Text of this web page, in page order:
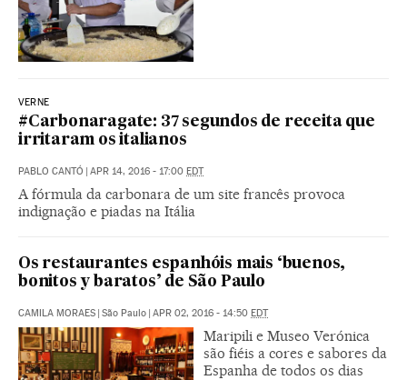
VERNE
#Carbonaragate: 37 segundos de receita que
irritaram os italianos
PABLO CANTÓ | APR 14, 2016 - 17:00 EDT
A fórmula da carbonara de um site francês provoca
indignação e piadas na Itália
Os restaurantes espanhóis mais ‘buenos,
bonitos y baratos’ de São Paulo
CAMILA MORAES | São Paulo | APR 02, 2016 - 14:50 EDT
Maripili e Museo Verónica
são fiéis a cores e sabores da
Espanha de todos os dias